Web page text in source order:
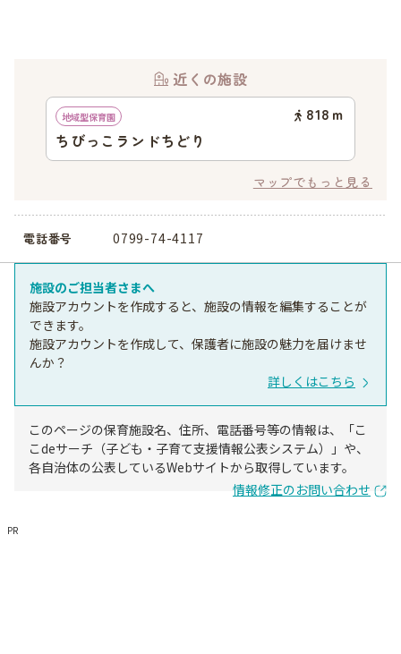
近くの施設
地域型保育園 818 ｍ
ちびっこランドちどり
マップでもっと見る
電話番号 0799-74-4117
施設のご担当者さまへ
施設アカウントを作成すると、施設の情報を編集することが
できます。
施設アカウントを作成して、保護者に施設の魅力を届けませ
んか？
詳しくはこちら
このページの保育施設名、住所、電話番号等の情報は、「こ
こdeサーチ（子ども・子育て支援情報公表システム）」や、
各自治体の公表しているWebサイトから取得しています。
情報修正のお問い合わせ
PR